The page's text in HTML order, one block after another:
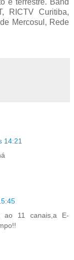
RICTV Curitiba,
Mercosul, Rede
14:21
ao 11 canais,a E-